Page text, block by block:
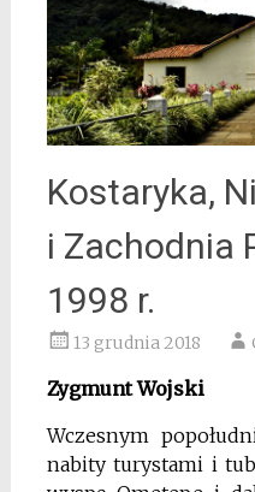
Kostaryka,
i Zachodnia
1998 r.
13 grudnia 2018
Zygmunt Wojski
Wczesnym
nabity turystami i